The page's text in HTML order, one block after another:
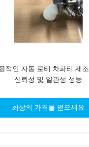
적인 자동 로티 차파티 제조
신뢰성 및 일관성 성능
최상의 가격을 얻으세요